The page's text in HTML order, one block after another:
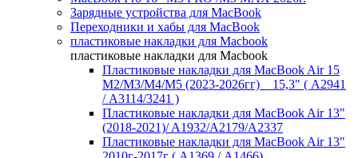
Зарядные устройства для MacBook
Переходники и хабы для MacBook
пластиковые накладки для Macbook
пластиковые накладки для Macbook
Пластиковые накладки для MacBook Air 15
M2/M3/M4/M5 (2023-2026гг) _ 15,3" ( А2941
/ А3114/3241 )
Пластиковые накладки для MacBook Air 13"
(2018-2021)/ A1932/A2179/A2337
Пластиковые накладки для MacBook Air 13"